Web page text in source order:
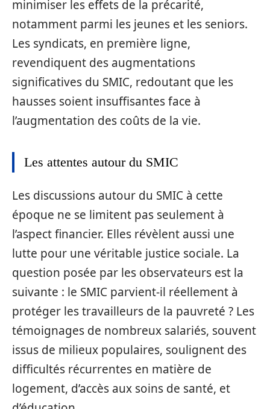
minimiser les effets de la précarité,
notamment parmi les jeunes et les seniors.
Les syndicats, en première ligne,
revendiquent des augmentations
significatives du SMIC, redoutant que les
hausses soient insuffisantes face à
l’augmentation des coûts de la vie.
Les attentes autour du SMIC
Les discussions autour du SMIC à cette
époque ne se limitent pas seulement à
l’aspect financier. Elles révèlent aussi une
lutte pour une véritable justice sociale. La
question posée par les observateurs est la
suivante : le SMIC parvient-il réellement à
protéger les travailleurs de la pauvreté ? Les
témoignages de nombreux salariés, souvent
issus de milieux populaires, soulignent des
difficultés récurrentes en matière de
logement, d’accès aux soins de santé, et